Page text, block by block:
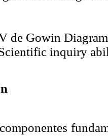
de Gowin
inquiry